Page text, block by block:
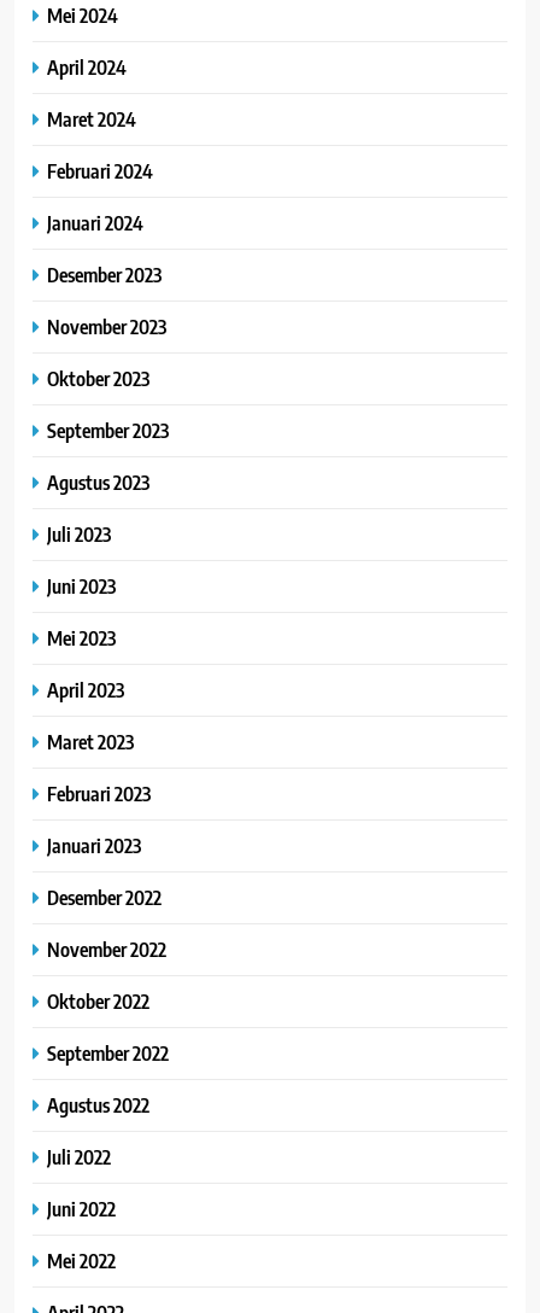
Mei 2024
April 2024
Maret 2024
Februari 2024
Januari 2024
Desember 2023
November 2023
Oktober 2023
September 2023
Agustus 2023
Juli 2023
Juni 2023
Mei 2023
April 2023
Maret 2023
Februari 2023
Januari 2023
Desember 2022
November 2022
Oktober 2022
September 2022
Agustus 2022
Juli 2022
Juni 2022
Mei 2022